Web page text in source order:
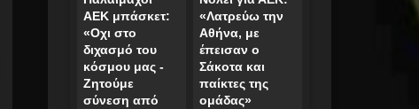
ΑΕΚ μπάσκετ:
«Οχι στο
διχασμό του
κόσμου μας -
Ζητούμε
σύνεση από
«Λατρεύω την
Αθήνα, με
έπεισαν ο
Σάκοτα και
παίκτες της
ομάδας»